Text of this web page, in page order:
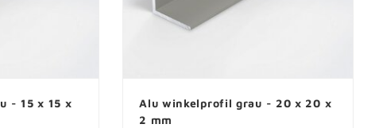
- 15 x 15 x
Alu winkelprofil grau - 20 x 20 x
2 mm